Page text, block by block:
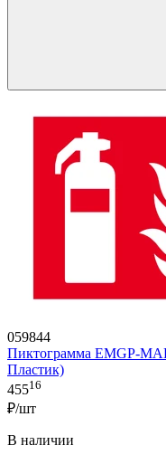
059844
Пиктограмма EMGP-
Пластик)
45516
₽/шт
В наличии